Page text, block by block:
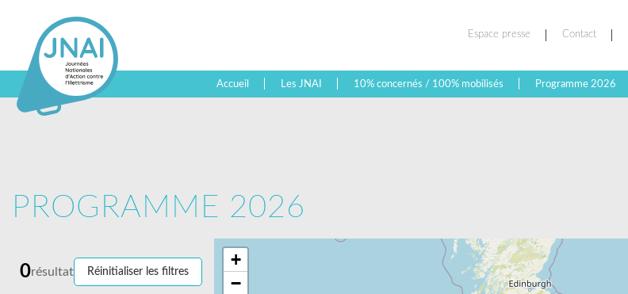
Espace presse Contact
Accueil Les JNAI 10% concernés / 100% mobilisés Programme 2026
PROGRAMME 2026
0résultat Réinitialiser les filtres
+
−